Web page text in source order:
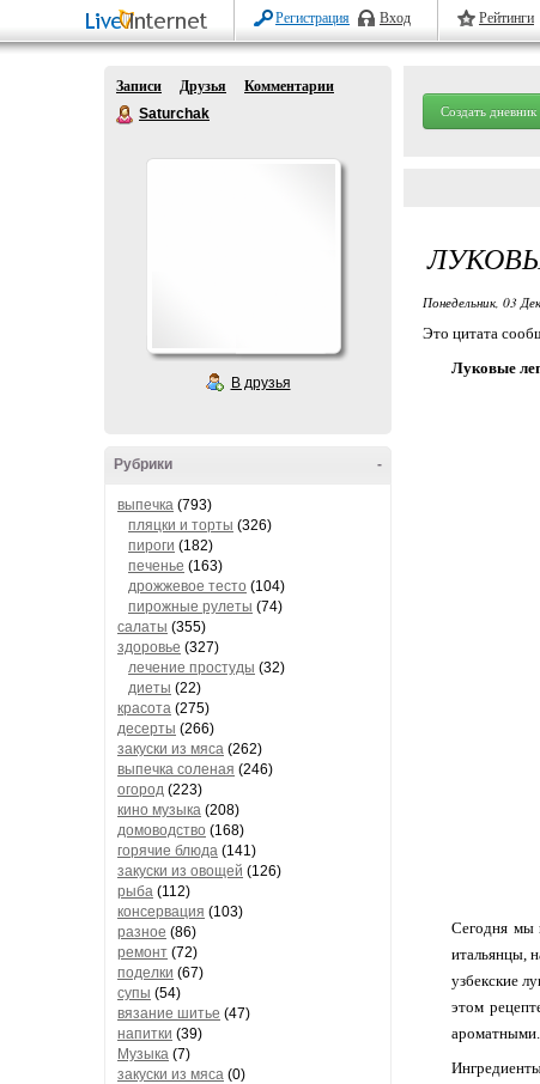
Регистрация Вход Рейтинги
Записи Друзья
Комментарии
Saturchak
В друзья
-
Рубрики
выпечка (793)
пляцки и торты (326)
пироги (182)
печенье (163)
дрожжевое тесто (104)
пирожные рулеты (74)
салаты (355)
здоровье (327)
лечение простуды (32)
диеты (22)
красота (275)
десерты (266)
закуски из мяса (262)
выпечка соленая (246)
огород (223)
кино музыка (208)
домоводство (168)
горячие блюда (141)
закуски из овощей (126)
рыба (112)
консервация (103)
разное (86)
ремонт (72)
поделки (67)
супы (54)
вязание шитье (47)
напитки (39)
Музыка (7)
закуски из мяса (0)
Создать дневник
Понедельник, 03
Это цитата
Луковые
Сегодня мы
итальянцы,
узбекские
этом